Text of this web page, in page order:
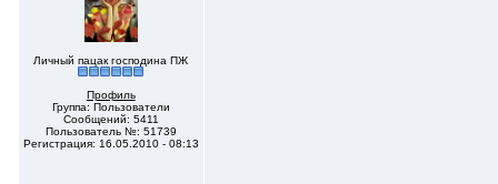
Личный пацак господина ПЖ
Профиль
Группа: Пользователи
Сообщений: 5411
Пользователь №: 51739
Регистрация: 16.05.2010 - 08:13